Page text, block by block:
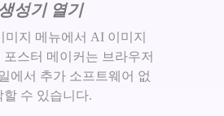
성기 열기
지 메뉴에서 AI 이미지
스터 메이커는 브라우저
에서 추가 소프트웨어 없
수 있습니다.